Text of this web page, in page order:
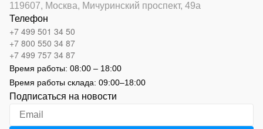
119607, Москва, Мичуринский проспект, 49а
Телефон
+7 499 501 34 50
+7 800 550 34 87
+7 499 757 34 87
Время работы: 08:00 – 18:00
Время работы склада: 09:00–18:00
Подписаться на новости